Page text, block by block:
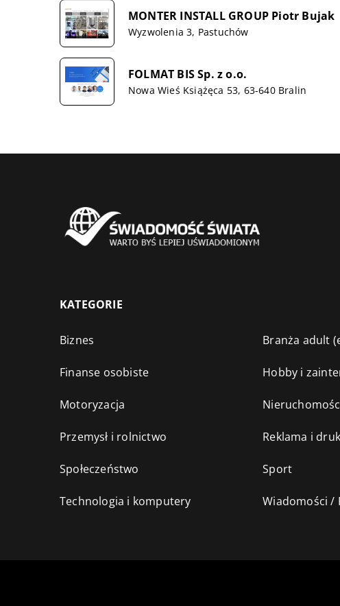
MONTER INSTALL GROUP Piotr Bujak
Wyzwolenia 3, Pastuchów
FOLMAT BIS Sp. z o.o.
Nowa Wieś Książęca 53, 63-640 Bralin
KATEGORIE
Biznes Branża adult
Finanse osobiste Hobby i
Motoryzacja
Przemysł i rolnictwo Reklama i druk
Społeczeństwo Sport
Technologia i komputery Wiadomości /